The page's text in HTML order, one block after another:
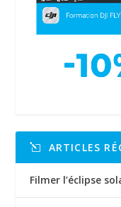
ARTICLES
Filmer l’éclipse